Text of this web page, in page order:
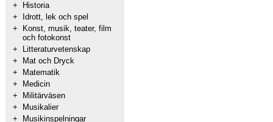
+
Historia
+
Idrott, lek och spel
+
Konst, musik, teater, film
och fotokonst
+
Litteraturvetenskap
+
Mat och Dryck
+
Matematik
+
Medicin
+
Militärväsen
+
Musikalier
+
Musikinspelningar